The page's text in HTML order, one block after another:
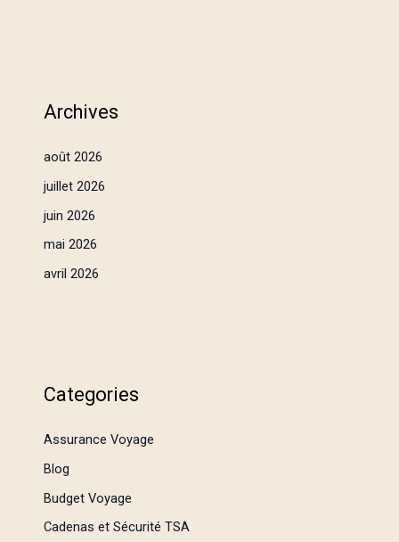
Archives
août 2026
juillet 2026
juin 2026
mai 2026
avril 2026
Categories
Assurance Voyage
Blog
Budget Voyage
Cadenas et Sécurité TSA